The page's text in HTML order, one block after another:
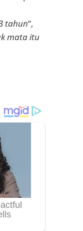
tahun“,
mata itu